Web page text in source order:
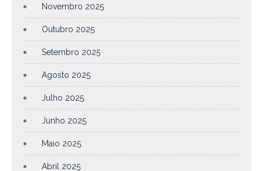
Novembro 2025
Outubro 2025
Setembro 2025
Agosto 2025
Julho 2025
Junho 2025
Maio 2025
Abril 2025